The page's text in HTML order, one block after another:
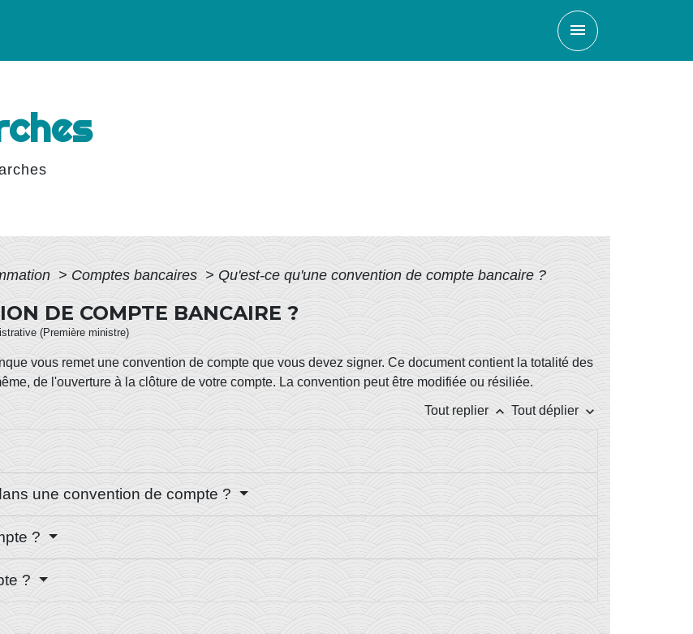
menu
> Comptes bancaires > Qu'est-ce qu'une convention de compte bancaire ?
DE COMPTE BANCAIRE ?
(Première ministre)
vous remet une convention de compte que vous devez signer. Ce document contient la totalité des
de l'ouverture à la clôture de votre compte. La convention peut être modifiée ou résiliée.
Tout replier keyboard_arrow_up Tout déplier keyboard_arrow_down
une convention de compte ?
?
?